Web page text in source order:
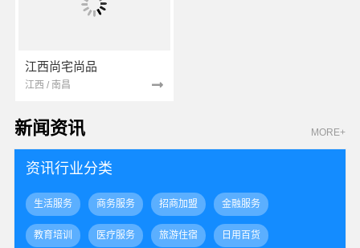
江西尚宅尚品
江西 / 南昌
新闻资讯 MORE+
资讯行业分类
生活服务 商务服务 招商加盟 金融服务
教育培训 医疗服务 旅游住宿 日用百货